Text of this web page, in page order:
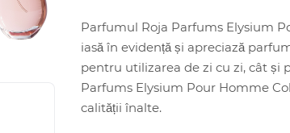
Parfumul Roja Parfums Elysium
iasă în evidență și apreciază
pentru utilizarea de zi cu zi, cât și
Parfums Elysium Pour Homme
calității înalte.